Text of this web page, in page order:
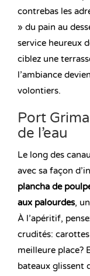
contrebas les
» du pain au
service heureux
ciblez une
l’ambiance
volontiers.
Port
de l’eau
Le long des
avec sa façon
plancha de
aux palourdes, un
À l’apéritif,
crudités:
meilleure place?
bateaux glissent